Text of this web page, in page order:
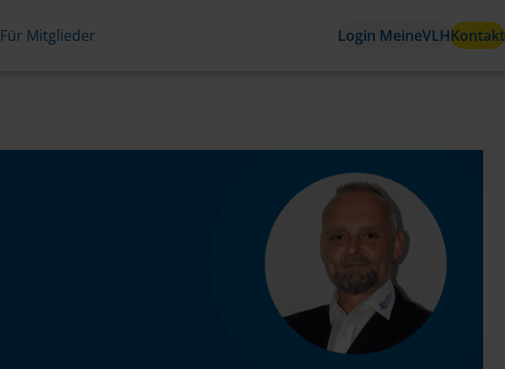
Für Mitglieder Login MeineVLHKontakt